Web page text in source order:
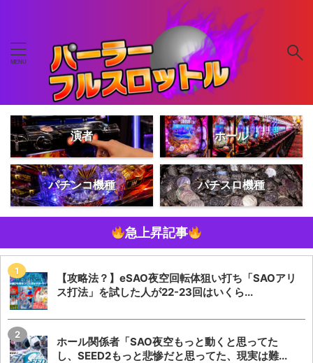
演者 ホール
パチンコ機種 パチスロ機種
急上昇記事
【攻略法？】eSAO夜空回転体狙い打ち「SAOアリ
ス打法」を試した人が22-23回はいくら...
ホール関係者「SAO夜空もっと動くと思ってた
し、SEED2もっと悲惨だと思ってた、現実は難...